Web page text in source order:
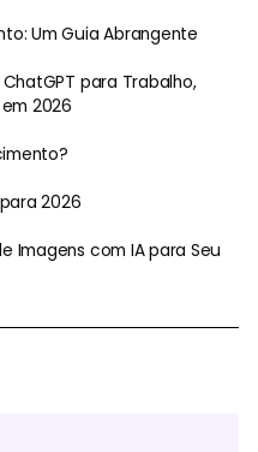
Um Guia Abrangente
para Trabalho,
2026
2026
Imagens com IA para Seu